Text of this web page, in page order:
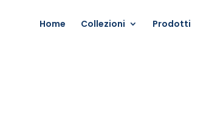
Home Collezioni Prodotti